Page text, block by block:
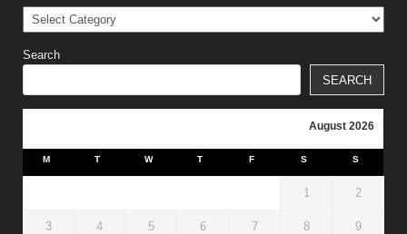
Categories
Search
SEARCH
August 2026
M T W T F S S
1 2
3 4 5 6 7 8 9